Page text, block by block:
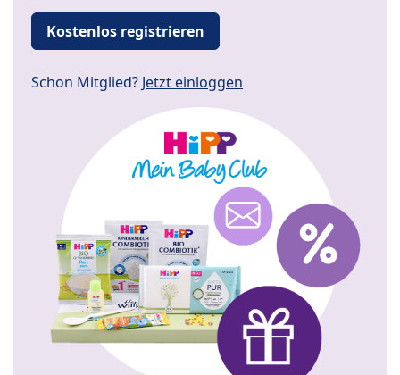
Kostenlos registrieren
Schon Mitglied? Jetzt einloggen